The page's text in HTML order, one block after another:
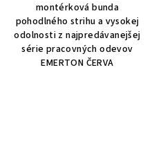
montérková bunda
pohodlného strihu a vysokej
odolnosti z najpredávanejšej
série pracovných odevov
EMERTON ČERVA